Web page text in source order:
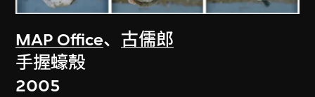
MAP Office、 古儒郎
手握蠔殼
2005